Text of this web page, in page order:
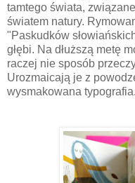
tamtego świata,
światem natury.
"Paskudków
głębi. Na dłuższą metę
raczej nie sposób
Urozmaicają je z
wysmakowana typografia.